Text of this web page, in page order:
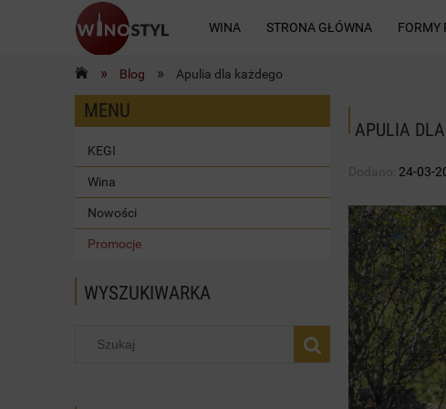
WINA STRONA GŁÓWNA FORMY
KONTAKT
» Blog » Apulia dla każdego
MENU
KEGI
Wina
Nowości
Promocje
WYSZUKIWARKA
APULIA
Dodano: 24-03-